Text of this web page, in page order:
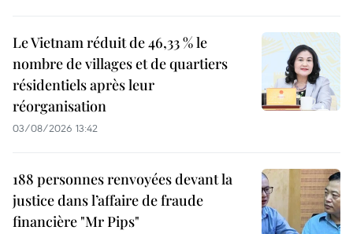
Le Vietnam réduit de 46,33 % le
nombre de villages et de quartiers
résidentiels après leur
réorganisation
03/08/2026 13:42
188 personnes renvoyées devant la
justice dans l’affaire de fraude
financière "Mr Pips"